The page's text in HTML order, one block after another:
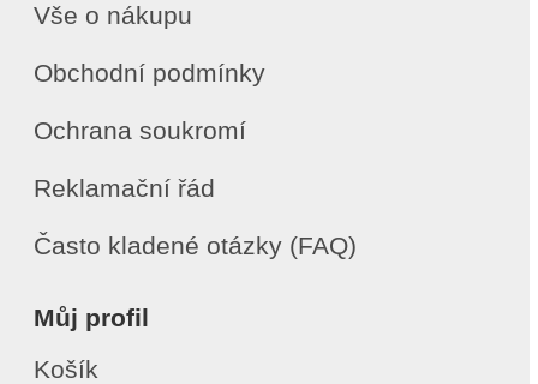
Vše o nákupu
Obchodní podmínky
Ochrana soukromí
Reklamační řád
Často kladené otázky (FAQ)
Můj profil
Košík